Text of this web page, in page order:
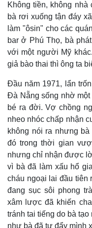
Kinh tế
Bất động sản
Khởi nghiệp
Không tiền, không
bà rơi xuống tận đáy
làm "ôsin" cho các
bar ở Phú Thọ, bà
với một người Mỹ
giả bào thai thì ông ta
Đầu năm 1971, lẩn
Đà Nẵng sống nhờ
bé ra đời. Vợ chồng
nheo nhóc chấp nhận
không nói ra nhưng
đó trong thời gian
nhưng chỉ nhận được
vì bà đã làm xấu hổ
cháu ngoại lai đầu tiên
đang sục sôi phong
xâm lược đã khiến
tránh tai tiếng do bà
như bà đã tự đẩy mình